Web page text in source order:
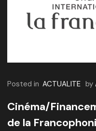
Posted in ACTUALITE by
Cinéma/
de la